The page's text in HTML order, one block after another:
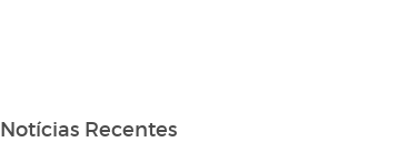
Notícias Recentes